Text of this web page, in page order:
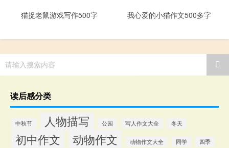
猫捉老鼠游戏写作500字 我心爱的小猫作文500多字
请输入搜索内容
读后感分类
中秋节 人物描写 公园 写人作文大全 冬天
初中作文 动物作文 动物作文大全 同学
四季